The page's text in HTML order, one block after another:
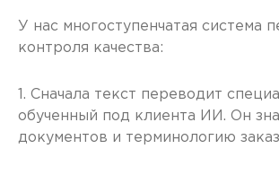
У нас многоступенчатая система
контроля качества:
1. Сначала текст переводит
обученный под клиента ИИ. Он
документов и терминологию